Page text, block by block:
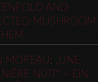
AND
MUSHROOM
MOREAU: „UNE
NUIT“ – EIN